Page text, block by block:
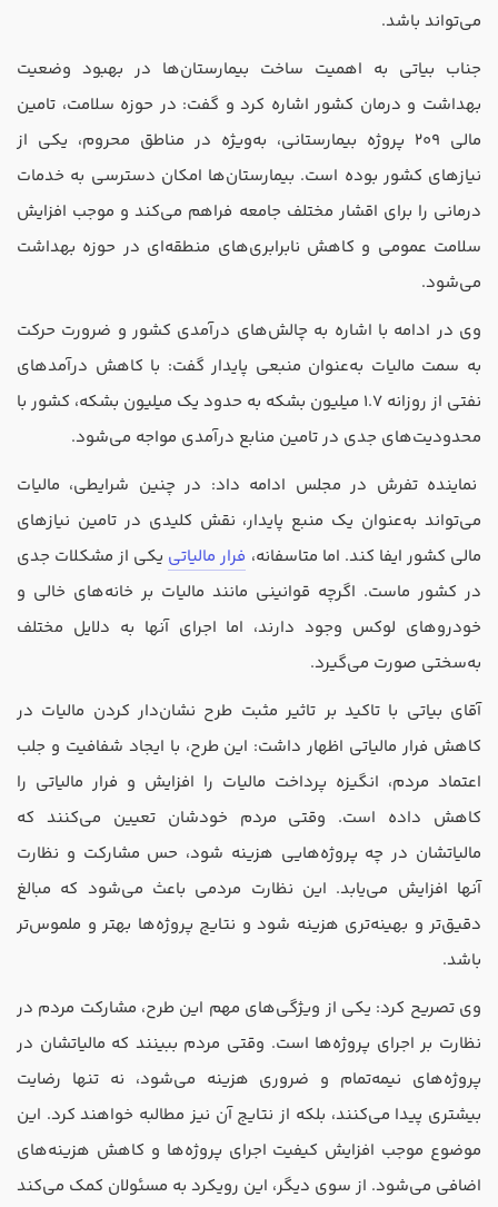
می‌تواند باشد.
جناب بیاتی به اهمیت ساخت بیمارستان‌ها در بهبود وضعیت
بهداشت و درمان کشور اشاره کرد و گفت: در حوزه سلامت، تامین
مالی 209 پروژه بیمارستانی، به‌ویژه در مناطق محروم، یکی از
نیاز‌های کشور بوده است. بیمارستان‌ها امکان دسترسی به خدمات
درمانی را برای اقشار مختلف جامعه فراهم می‌کند و موجب افزایش
سلامت عمومی و کاهش نابرابری‌های منطقه‌ای در حوزه بهداشت
می‌شود.
وی در ادامه با اشاره به چالش‌های درآمدی کشور و ضرورت حرکت
به سمت مالیات به‌عنوان منبعی پایدار گفت: با کاهش درآمد‌های
نفتی از روزانه 1.7 میلیون بشکه به حدود یک میلیون بشکه، کشور با
محدودیت‌های جدی در تامین منابع درآمدی مواجه می‌شود.
نماینده تفرش در مجلس ادامه داد: در چنین شرایطی، مالیات
می‌تواند به‌عنوان یک منبع پایدار، نقش کلیدی در تامین نیاز‌های
مالی کشور ایفا کند. اما متاسفانه، فرار مالیاتی یکی از مشکلات جدی
در کشور ماست. اگرچه قوانینی مانند مالیات بر خانه‌های خالی و
خودرو‌های لوکس وجود دارند، اما اجرای آنها به دلایل مختلف
به‌سختی صورت می‌گیرد.
آقای بیاتی با تاکید بر تاثیر مثبت طرح نشان‌دار کردن مالیات در
کاهش فرار مالیاتی اظهار داشت: این طرح، با ایجاد شفافیت و جلب
اعتماد مردم، انگیزه پرداخت مالیات را افزایش و فرار مالیاتی را
کاهش داده است. وقتی مردم خودشان تعیین می‌کنند که
مالیاتشان در چه پروژه‌هایی هزینه شود، حس مشارکت و نظارت
آنها افزایش می‌یابد. این نظارت مردمی باعث می‌شود که مبالغ
دقیق‌تر و بهینه‌تری هزینه شود و نتایج پروژه‌ها بهتر و ملموس‌تر
باشد.
وی تصریح کرد: یکی از ویژگی‌های مهم این طرح، مشارکت مردم در
نظارت بر اجرای پروژه‌ها است. وقتی مردم ببینند که مالیاتشان در
پروژه‌های نیمه‌تمام و ضروری هزینه می‌شود، نه تنها رضایت
بیشتری پیدا می‌کنند، بلکه از نتایج آن نیز مطالبه خواهند کرد. این
موضوع موجب افزایش کیفیت اجرای پروژه‌ها و کاهش هزینه‌های
اضافی می‌شود. از سوی دیگر، این رویکرد به مسئولان کمک می‌کند